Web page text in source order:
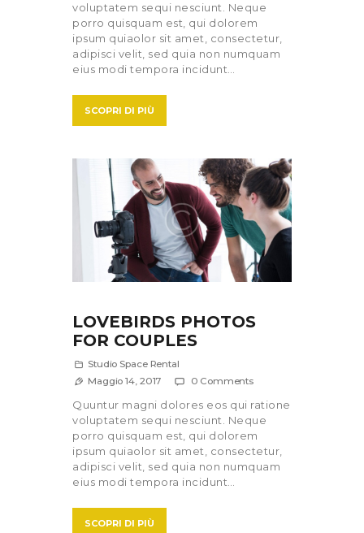
voluptatem sequi nesciunt. Neque
porro quisquam est, qui dolorem
ipsum quiaolor sit amet, consectetur,
adipisci velit, sed quia non numquam
eius modi tempora incidunt…
SCOPRI DI PIÙ
LOVEBIRDS PHOTOS
FOR COUPLES
Studio Space Rental
Maggio 14, 2017
0 Comments
Quuntur magni dolores eos qui ratione
voluptatem sequi nesciunt. Neque
porro quisquam est, qui dolorem
ipsum quiaolor sit amet, consectetur,
adipisci velit, sed quia non numquam
eius modi tempora incidunt…
SCOPRI DI PIÙ